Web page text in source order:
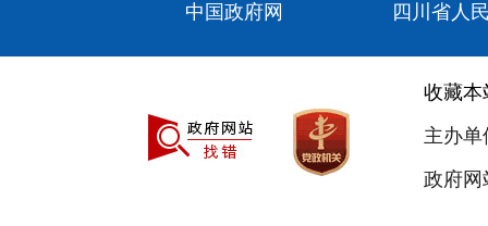
中国政府网 四川省人
收藏本
主办
政府网